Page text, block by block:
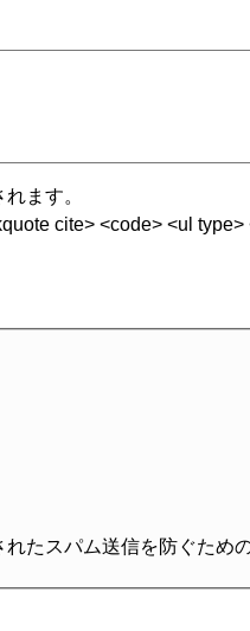
ます。
cite> <code> <ul
たスパム送信を防ぐための